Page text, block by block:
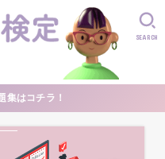
SEARCH
集はコチラ！